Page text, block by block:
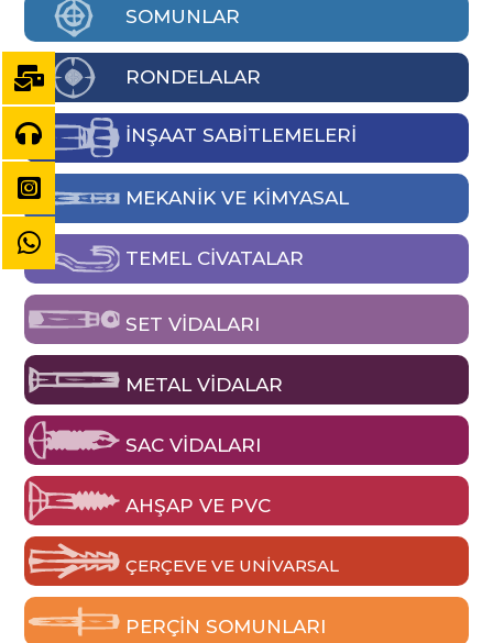
SOMUNLAR
RONDELALAR
İNŞAAT SABİTLEMELERİ
MEKANIK VE KIMYASAL
TEMEL CIVATALAR
SET VIDALARI
METAL VIDALAR
SAC VIDALARI
AHŞAP VE PVC
ÇERÇEVE VE UNIVARSAL
PERÇIN SOMUNLARI